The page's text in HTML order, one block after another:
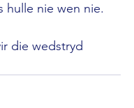
hulle nie wen nie.
die wedstryd